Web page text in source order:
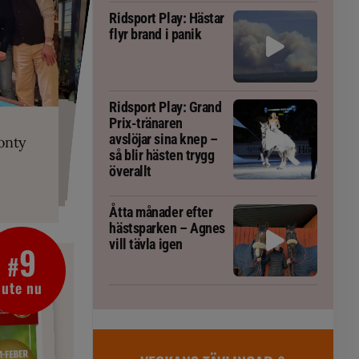
är allt
fång
blivit
tränaren
#9
ute nu
Ridsport Play: Hästar
flyr brand i panik
Ridsport Play: Grand
Prix-tränaren
avslöjar sina knep –
så blir hästen trygg
överallt
Åtta månader efter
hästsparken – Agnes
vill tävla igen